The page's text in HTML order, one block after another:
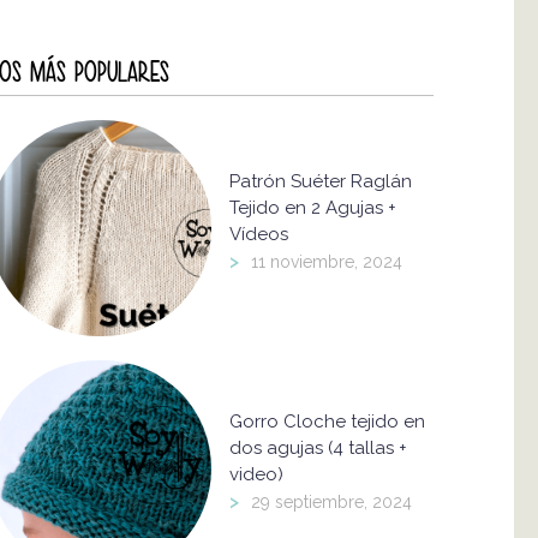
MÁS POPULARES
Patrón Suéter Raglán
Tejido en 2 Agujas +
Vídeos
> 11 noviembre, 2024
Gorro Cloche tejido en
dos agujas (4 tallas +
video)
> 29 septiembre, 2024